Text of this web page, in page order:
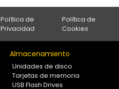
Política de
Privacidad
Política de
Cookies
Almacenamiento
Unidades de disco
Tarjetas de memoria
USB Flash Drives